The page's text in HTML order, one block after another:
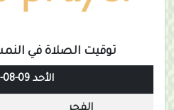
توقيت الصلاة في
الأحد 09-08-2026